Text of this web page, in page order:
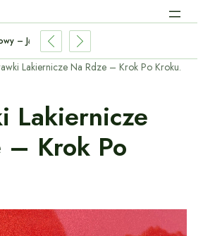
– Przepisy I Praktyczne Porady
Lakiernicze Na Rdze – Krok Po Kroku.
Lakiernicze
– Krok Po